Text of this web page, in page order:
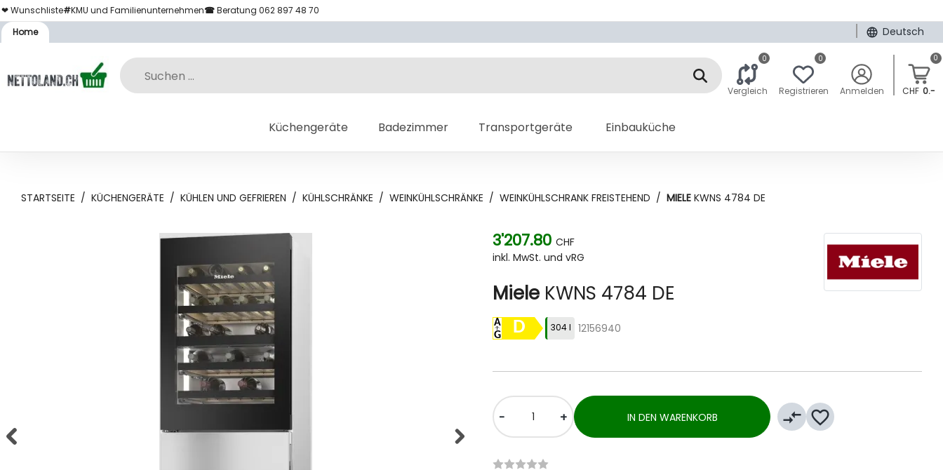
❤ Wunschliste#KMU und Familienunternehmen☎Beratung 062 897 48 70
Home
Deutsch
0
Vergleich
0
Registrieren Anmelden
0
CHF 0.-
Küchengeräte Badezimmer Transportgeräte Einbauküche
STARTSEITE / KÜCHENGERÄTE / KÜHLEN UND GEFRIEREN / KÜHLSCHRÄNKE / WEINKÜHLSCHRÄNKE / WEINKÜHLSCHRANK FREISTEHEND / MIELE KWNS 4784 DE
3'207.80 CHF
inkl. MwSt. und vRG
Miele KWNS 4784 DE
D 304 l 12156940
- + IN DEN WARENKORB compare_arrows favorite_border